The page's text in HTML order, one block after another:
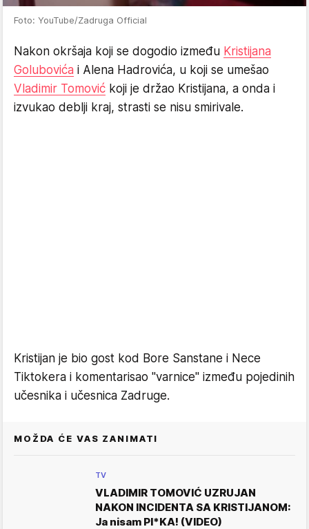
Foto: YouTube/Zadruga Official
Nakon okršaja koji se dogodio između Kristijana
Golubovića i Alena Hadrovića, u koji se umešao
Vladimir Tomović koji je držao Kristijana, a onda i
izvukao deblji kraj, strasti se nisu smirivale.
Kristijan je bio gost kod Bore Sanstane i Nece
Tiktokera i komentarisao "varnice" između pojedinih
učesnika i učesnica Zadruge.
MOŽDA ĆE VAS ZANIMATI
TV
VLADIMIR TOMOVIĆ UZRUJAN
NAKON INCIDENTA SA KRISTIJANOM:
Ja nisam PI*KA! (VIDEO)